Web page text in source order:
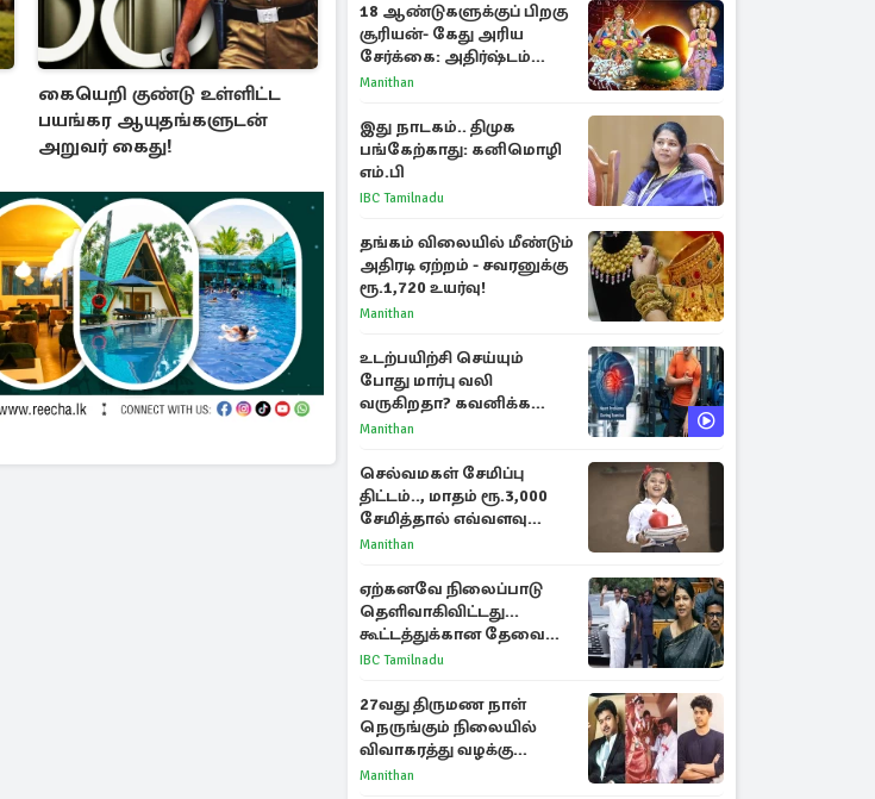
கையெறி குண்டு உள்ளிட்ட
பயங்கர ஆயுதங்களுடன்
அறுவர் கைது!
18 ஆண்டுகளுக்குப் பிறகு
சூரியன்- கேது அரிய
சேர்க்கை: அதிர்ஷ்டம்
பெறும் 3 ராசிகள்!
Manithan
இது நாடகம்.. திமுக
பங்கேற்காது: கனிமொழி
எம்.பி
IBC Tamilnadu
தங்கம் விலையில் மீண்டும்
அதிரடி ஏற்றம் - சவரனுக்கு
ரூ.1,720 உயர்வு!
Manithan
உடற்பயிற்சி செய்யும்
போது மார்பு வலி
வருகிறதா? கவனிக்க
வேண்டிய எச்சரிக்கை
Manithan
செல்வமகள் சேமிப்பு
திட்டம்.., மாதம் ரூ.3,000
சேமித்தால் எவ்வளவு
கிடைக்கும்?
Manithan
ஏற்கனவே நிலைப்பாடு
தெளிவாகிவிட்டது...
கூட்டத்துக்கான தேவை
என்ன? - கனிமொழி
IBC Tamilnadu
27வது திருமண நாள்
நெருங்கும் நிலையில்
விவாகரத்து வழக்கு
வாபஸ்! விஜய்யுடன்
Manithan